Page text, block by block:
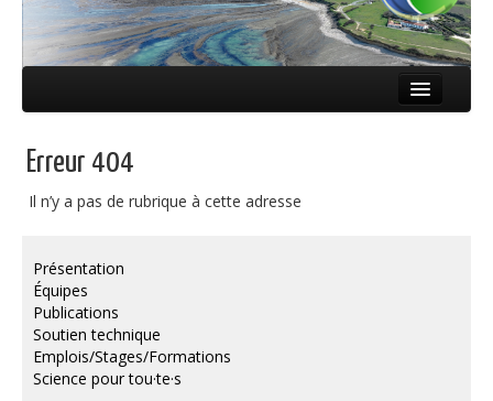
Équipes
Réseaux
Soutien technique
Données
Emplois/Stages/Formations
Erreur 404
Il n’y a pas de rubrique à cette adresse
Présentation
Équipes
Publications
Soutien technique
Emplois/Stages/Formations
Science pour tou·te·s